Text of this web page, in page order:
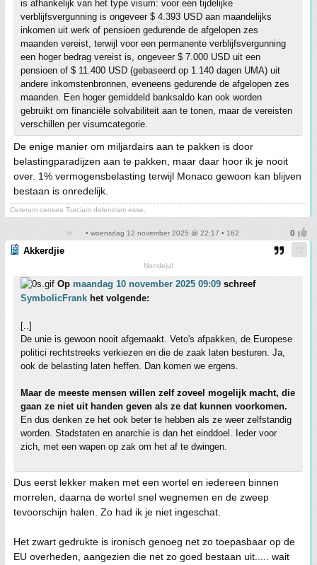
is afhankelijk van het type visum: voor een tijdelijke
verblijfsvergunning is ongeveer $ 4.393 USD aan maandelijks
inkomen uit werk of pensioen gedurende de afgelopen zes
maanden vereist, terwijl voor een permanente verblijfsvergunning
een hoger bedrag vereist is, ongeveer $ 7.000 USD uit een
pensioen of $ 11.400 USD (gebaseerd op 1.140 dagen UMA) uit
andere inkomstenbronnen, eveneens gedurende de afgelopen zes
maanden. Een hoger gemiddeld banksaldo kan ook worden
gebruikt om financiële solvabiliteit aan te tonen, maar de vereisten
verschillen per visumcategorie.
De enige manier om miljardairs aan te pakken is door
belastingparadijzen aan te pakken, maar daar hoor ik je nooit
over. 1% vermogensbelasting terwijl Monaco gewoon kan blijven
bestaan is onredelijk.
Ceterum censeo Turciam delendam esse.
• woensdag 12 november 2025 @ 22:17 • 162
Akkerdjie
Nondeju!
Op maandag 10 november 2025 09:09 schreef
SymbolicFrank het volgende:
[..]
De unie is gewoon nooit afgemaakt. Veto's afpakken, de Europese
politici rechtstreeks verkiezen en die de zaak laten besturen. Ja,
ook de belasting laten heffen. Dan komen we ergens.
Maar de meeste mensen willen zelf zoveel mogelijk macht, die
gaan ze niet uit handen geven als ze dat kunnen voorkomen.
En dus denken ze het ook beter te hebben als ze weer zelfstandig
worden. Stadstaten en anarchie is dan het einddoel. Ieder voor
zich, met een wapen op zak om het af te dwingen.
Dus eerst lekker maken met een wortel en iedereen binnen
morrelen, daarna de wortel snel wegnemen en de zweep
tevoorschijn halen. Zo had ik je niet ingeschat.
Het zwart gedrukte is ironisch genoeg net zo toepasbaar op de
EU overheden, aangezien die net zo goed bestaan uit..... wait